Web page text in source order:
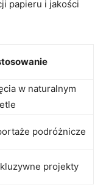
papieru i⁤ jakości
w naturalnym
podróżnicze
projekty